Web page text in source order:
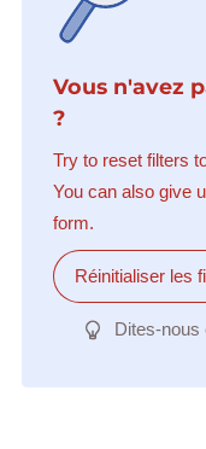
Vous n'avez
?
Try to reset filters
You can also give
form.
Réinitialiser les
Dites-nous